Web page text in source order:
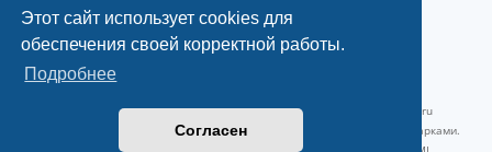
Этот сайт использует cookies для
обеспечения своей корректной работы.
Подробнее
Согласен
14 тем • Страница1из
Linux 6.18.40-1-lts x86_64 GNU/Linux 2026-07-26 08:48:12 |
vps reg.ru
Название и логотип Arch Linux ™ являются признанными торговыми марками.